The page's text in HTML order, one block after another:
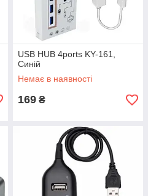
USB HUB 4ports KY-161,
Синій
Немає в наявності
169 ₴